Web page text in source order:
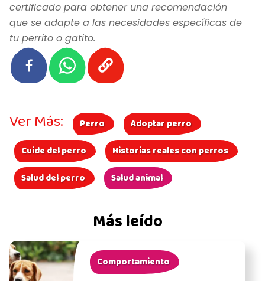
certificado para obtener una recomendación
que se adapte a las necesidades específicas de
tu perrito o gatito.
Más leído
Comportamiento
Ver Más: Perro
Adoptar perro
Cuide del perro
Historias reales con perros
Salud del perro
Salud animal